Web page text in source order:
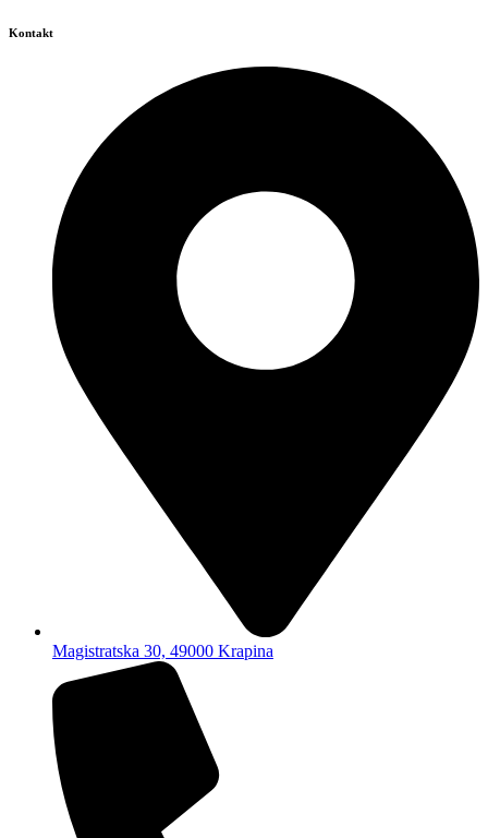
Kontakt
Magistratska 30, 49000 Krapina